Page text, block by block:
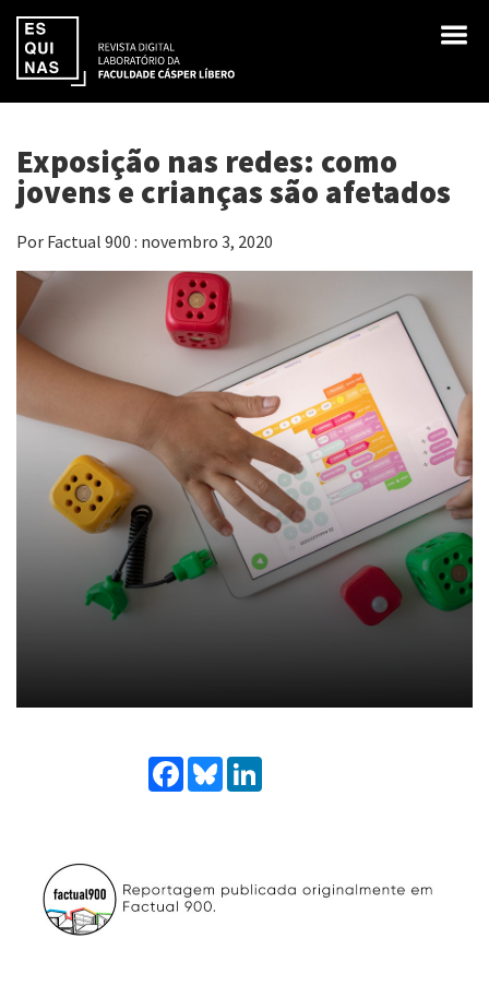
Exposição nas redes: como
jovens e crianças são afetados
Por Factual 900 : novembro 3, 2020
Facebook
Bluesky